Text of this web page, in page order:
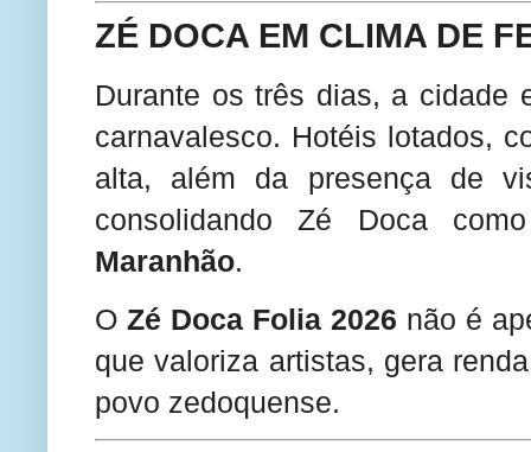
ZÉ DOCA EM CLIMA DE
Durante os três dias, a cidade
carnavalesco. Hotéis lotados,
alta, além da presença de
consolidando Zé Doca
Maranhão.
O Zé Doca Folia 2026 não é
que valoriza artistas, gera
povo zedoquense.